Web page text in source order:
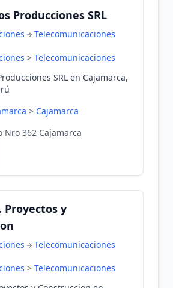
Producciones SRL
Telecomunicaciones
> Telecomunicaciones
SRL en Cajamarca,
> Cajamarca
Nro 362 Cajamarca
Proyectos y
Telecomunicaciones
> Telecomunicaciones